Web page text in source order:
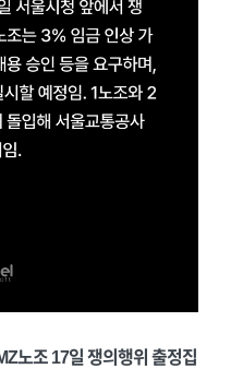
노조 17일 쟁의행위 출정집